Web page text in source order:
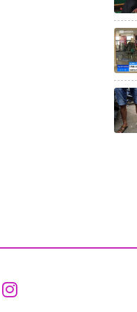
Aceder ao
Aceder ao